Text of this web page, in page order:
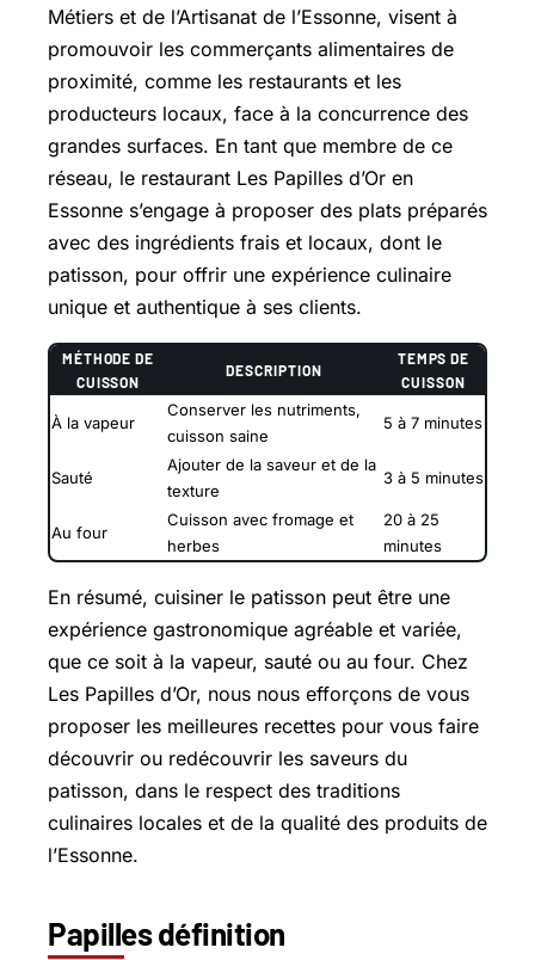
Métiers et de l’Artisanat de l’Essonne, visent à
promouvoir les commerçants alimentaires de
proximité, comme les restaurants et les
producteurs locaux, face à la concurrence des
grandes surfaces. En tant que membre de ce
réseau, le restaurant Les Papilles d’Or en
Essonne s’engage à proposer des plats préparés
avec des ingrédients frais et locaux, dont le
patisson, pour offrir une expérience culinaire
unique et authentique à ses clients.
MÉTHODE DE
CUISSON
DESCRIPTION
TEMPS DE
CUISSON
À la vapeur
Conserver les nutriments,
cuisson saine
5 à 7 minutes
Sauté
Ajouter de la saveur et de la
texture
3 à 5 minutes
Au four
Cuisson avec fromage et
herbes
20 à 25
minutes
En résumé, cuisiner le patisson peut être une
expérience gastronomique agréable et variée,
que ce soit à la vapeur, sauté ou au four. Chez
Les Papilles d’Or, nous nous efforçons de vous
proposer les meilleures recettes pour vous faire
découvrir ou redécouvrir les saveurs du
patisson, dans le respect des traditions
culinaires locales et de la qualité des produits de
l’Essonne.
Papilles définition